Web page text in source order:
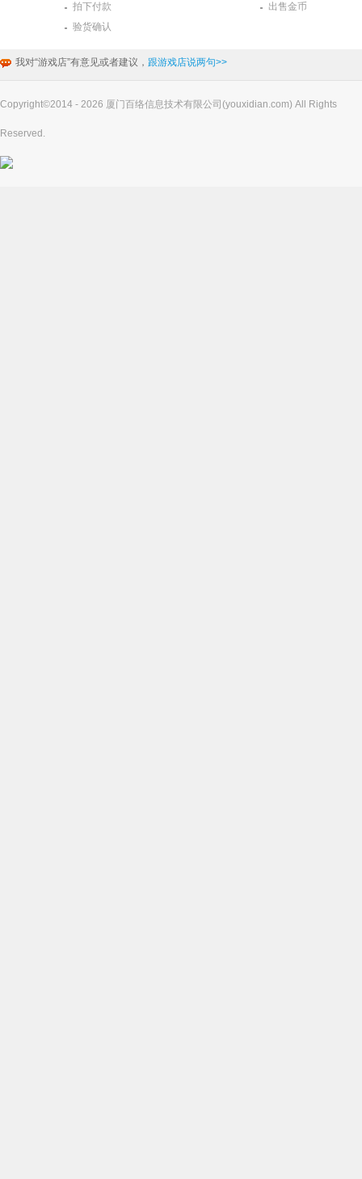
拍下付款
验货确认
出售金币
我对“游戏店”有意见或者建议， 跟游戏店说两句>>
Copyright©2014 - 2026 厦门百络信息技术有限公司(youxidian.com) All Rights
Reserved.